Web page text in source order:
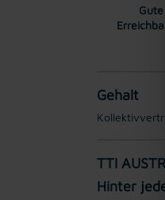
Gute
Gehalt
TTI
Hinter